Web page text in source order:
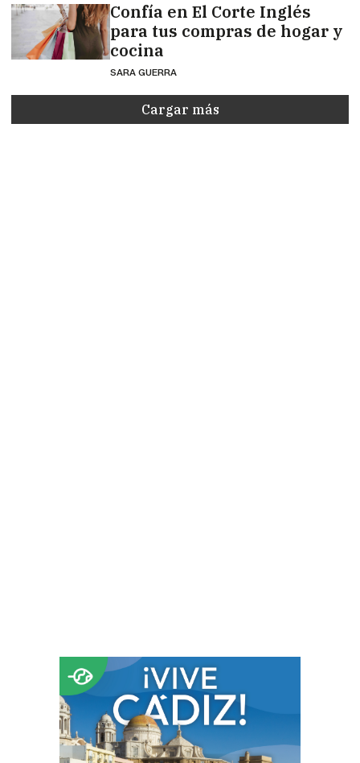
Confía en El Corte Inglés
para tus compras de hogar y
cocina
SARA GUERRA
Cargar más